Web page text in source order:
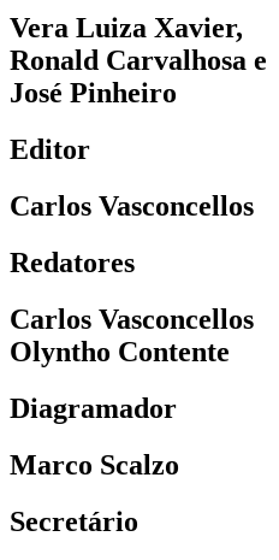
Vera Luiza Xavier,
Ronald Carvalhosa e
José Pinheiro
Editor
Carlos Vasconcellos
Redatores
Carlos Vasconcellos
Olyntho Contente
Diagramador
Marco Scalzo
Secretário